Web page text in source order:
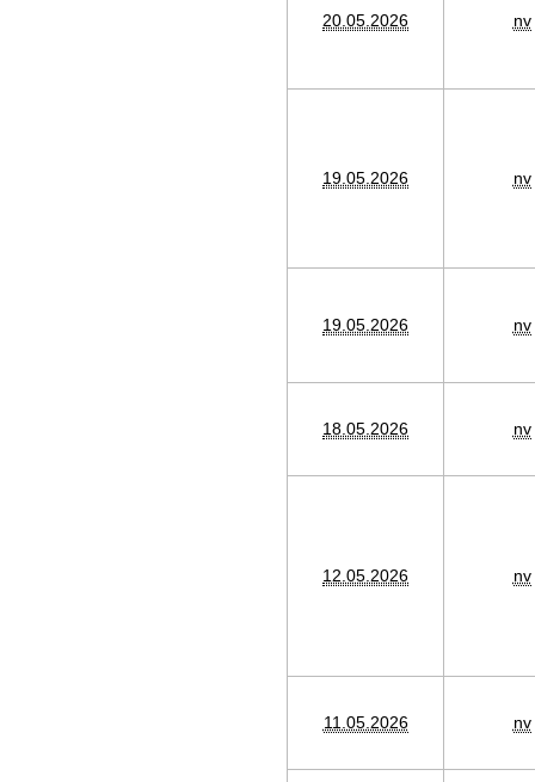
20.05.2026 nv
19.05.2026 nv
19.05.2026 nv
18.05.2026 nv
12.05.2026 nv
11.05.2026 nv